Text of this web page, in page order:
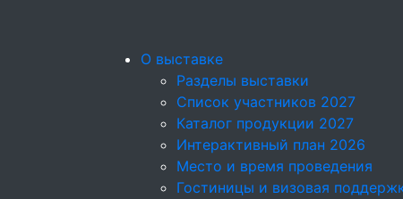
О выставке
Разделы выставки
Список участников 2027
Каталог продукции 2027
Интерактивный план 2026
Место и время проведения
Гостиницы и визовая